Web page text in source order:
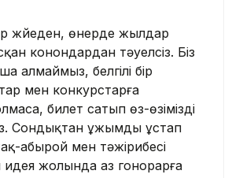
жүйеден, өнерде жылдар
конондардан тәуелсіз. Біз
алмаймыз, белгілі бір
мен конкурстарға
билет сатып өз-өзімізді
Сондықтан ұжымды ұстап
абырой мен тәжірибесі
идея жолында аз гонорарға